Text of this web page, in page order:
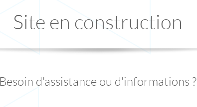
Site en construction
Besoin d'assistance ou d'informations ?